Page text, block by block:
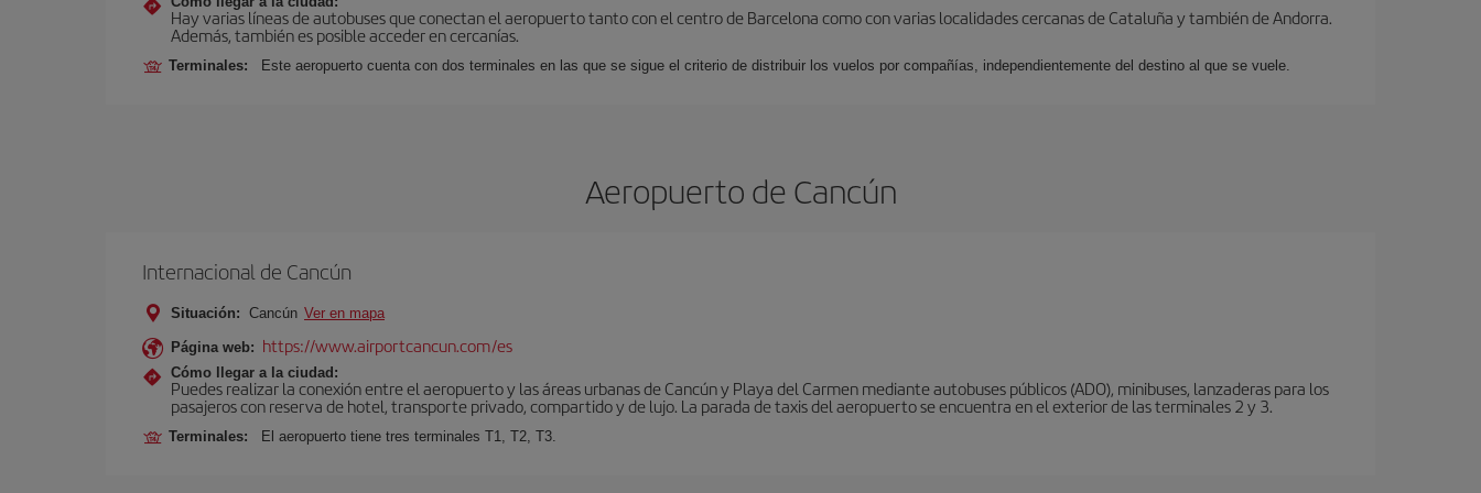
Hay varias líneas de autobuses que conectan el aeropuerto tanto con el centro de Barcelona como con varias localidades cercanas de Cataluña y también de Andorra.
Además, también es posible acceder en cercanías.
Terminales: Este aeropuerto cuenta con dos terminales en las que se sigue el criterio de distribuir los vuelos por compañías, independientemente del destino al que se vuele.
Aeropuerto de Cancún
Internacional de Cancún
Situación: Cancún Ver en mapa
Página web: https://www.airportcancun.com/es
Cómo llegar a la ciudad:
Puedes realizar la conexión entre el aeropuerto y las áreas urbanas de Cancún y Playa del Carmen mediante autobuses públicos (ADO), minibuses, lanzaderas para los
pasajeros con reserva de hotel, transporte privado, compartido y de lujo. La parada de taxis del aeropuerto se encuentra en el exterior de las terminales 2 y 3.
Terminales: El aeropuerto tiene tres terminales T1, T2, T3.